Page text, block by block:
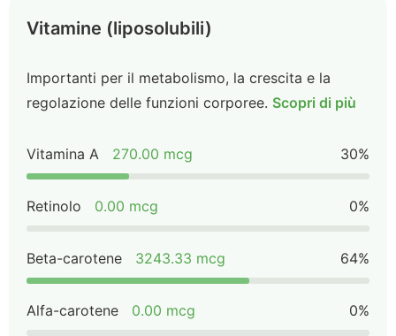
Vitamine (liposolubili)
Importanti per il metabolismo, la crescita e la
regolazione delle funzioni corporee. Scopri di più
Vitamina A 270.00 mcg 30%
Retinolo 0.00 mcg 0%
Beta-carotene 3243.33 mcg 64%
Alfa-carotene 0.00 mcg 0%